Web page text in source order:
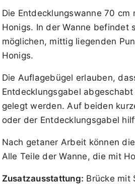
Die Entdecklungswanne 70
Honigs. In der Wanne
möglichen, mittig liegenden
Honigs.
Die Auflagebügel erlauben,
Entdecklungsgabel
gelegt werden. Auf beiden
oder der Entdecklungsgabel
Nach getaner Arbeit können
Alle Teile der Wanne, die mit
Zusatzausstattung: Brücke mit